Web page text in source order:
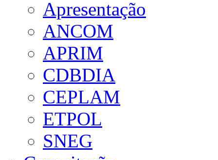
Apresentação
ANCOM
APRIM
CDBDIA
CEPLAM
ETPOL
SNEG